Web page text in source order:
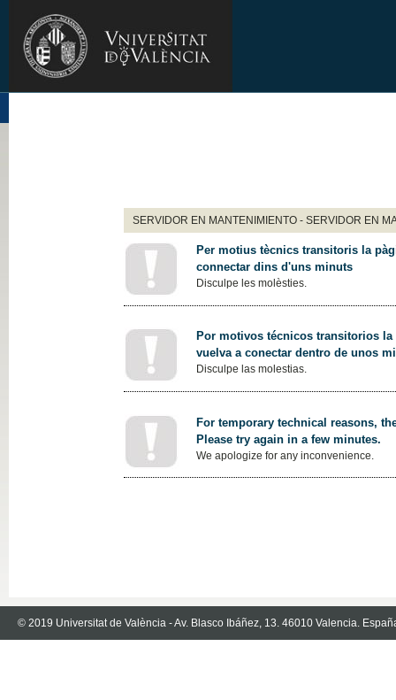
SERVIDOR EN MANTENIMIENTO - SERVIDOR EN
Per motius tècnics transitoris la
connectar dins d'uns minuts
Disculpe les molèsties.
Por motivos técnicos transitorios
vuelva a conectar dentro de unos
Disculpe las molestias.
For temporary technical reasons,
Please try again in a few minutes.
We apologize for any inconvenience.
© 2019 Universitat de València - Av. Blasco Ibáñez, 13. 46010 Valencia.